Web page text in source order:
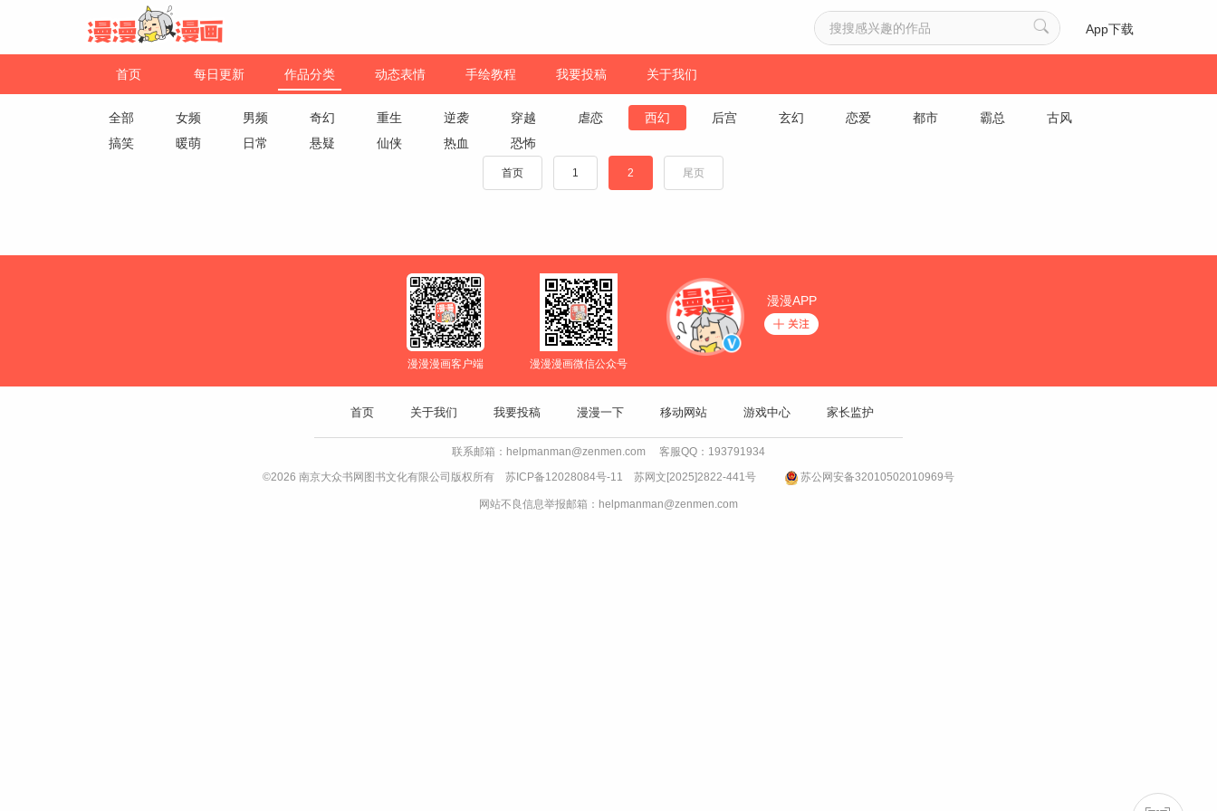
App下载
首页 每日更新 作品分类 动态表情 手绘教程 我要投稿 关于我们
全部 女频 男频 奇幻 重生 逆袭 穿越 虐恋 西幻 后宫 玄幻 恋爱 都市 霸总
古风
搞笑
暖萌 日常 悬疑 仙侠 热血 恐怖
首页 1 2 尾页
漫漫漫画客户端 漫漫漫画微信公众号
漫漫APP
首页 关于我们 我要投稿 漫漫一下 移动网站 游戏中心 家长监护
联系邮箱：helpmanman@zenmen.com 客服QQ：193791934
©2026 南京大众书网图书文化有限公司版权所有 苏ICP备12028084号-11 苏网文[2025]2822-441号 苏公网安备32010502010969号
网站不良信息举报邮箱：helpmanman@zenmen.com